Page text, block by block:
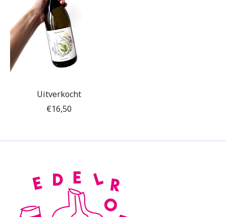
Uitverkocht
€16,50